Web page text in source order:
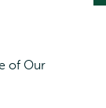
of Our